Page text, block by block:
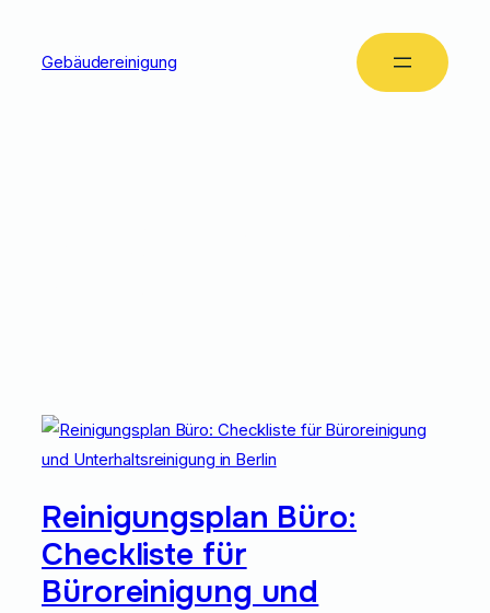
Gebäudereinigung
Reinigungsplan Büro:
Checkliste für
Büroreinigung und